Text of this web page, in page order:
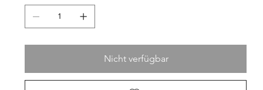
Nicht verfügbar